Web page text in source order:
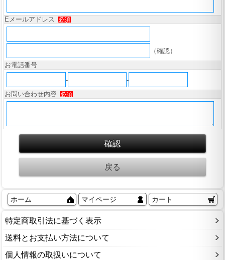
Eメールアドレス 必須
（確認）
お電話番号
-
-
お問い合わせ内容
必須
ホーム マイページ カート
特定商取引法に基づく表示
送料とお支払い方法について
個人情報の取扱いについて